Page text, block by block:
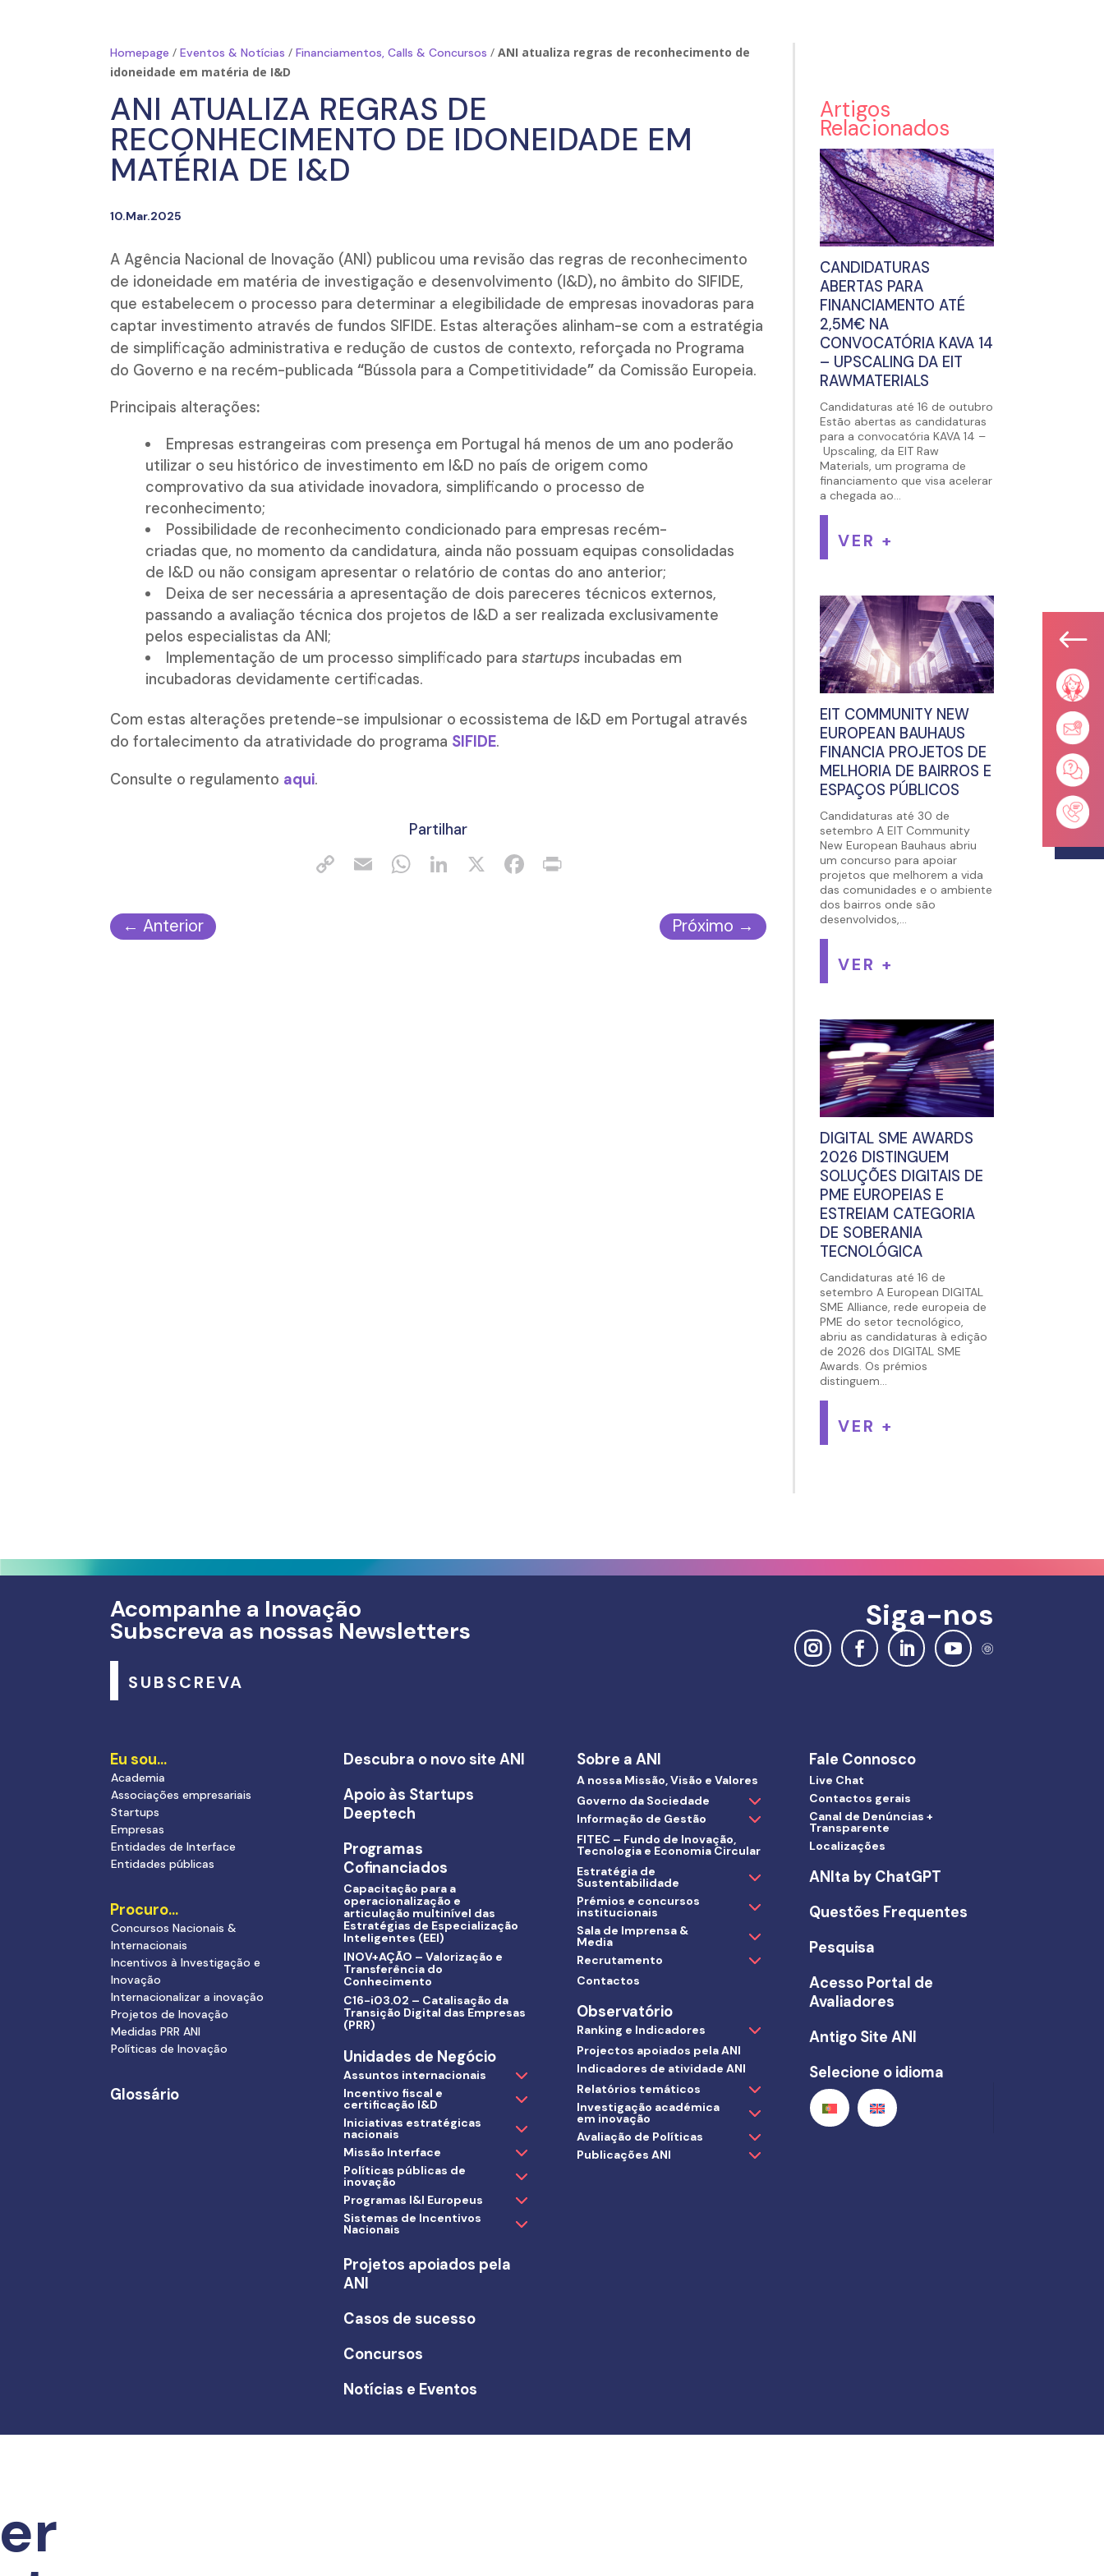
Homepage /Eventos & Notícias /Financiamentos, Calls & Concursos /ANI atualiza regras de reconhecimento de
idoneidade em matéria de I&D
ANI ATUALIZA REGRAS DE
RECONHECIMENTO DE IDONEIDADE EM
MATÉRIA DE I&D
10.Mar.2025
A Agência Nacional de Inovação (ANI) publicou uma revisão das regras de reconhecimento
de idoneidade em matéria de investigação e desenvolvimento (I&D), no âmbito do SIFIDE,
que estabelecem o processo para determinar a elegibilidade de empresas inovadoras para
captar investimento através de fundos SIFIDE. Estas alterações alinham-se com a estratégia
de simplificação administrativa e redução de custos de contexto, reforçada no Programa
do Governo e na recém-publicada“Bússola para a Competitividade” da Comissão Europeia.
Principais alterações:
Empresas estrangeiras com presença em Portugal há menos de um ano poderão
utilizar o seu histórico de investimento em I&D no país de origem como
comprovativo da sua atividade inovadora, simplificando o processo de
reconhecimento;
Possibilidade de reconhecimento condicionado para empresas recém-
criadas que, no momento da candidatura, ainda não possuam equipas consolidadas
de I&D ou não consigam apresentar o relatório de contas do ano anterior;
Deixa de ser necessária a apresentação de dois pareceres técnicos externos,
passando a avaliação técnica dos projetos de I&D a ser realizada exclusivamente
pelos especialistas da ANI;
Implementação de um processo simplificado para startups incubadas em
incubadoras devidamente certificadas.
Com estas alterações pretende-se impulsionar o ecossistema de I&D em Portugal através
do fortalecimento da atratividade do programa SIFIDE.
Consulte o regulamento aqui.
Partilhar
←Anterior Próximo →
Artigos
Relacionados
CANDIDATURAS
ABERTAS PARA
FINANCIAMENTO ATÉ
2,5M€ NA
CONVOCATÓRIA KAVA 14
– UPSCALING DA EIT
RAWMATERIALS
Candidaturas até 16 de outubro
Estão abertas as candidaturas
para a convocatória KAVA 14 –
Upscaling, da EIT Raw
Materials, um programa de
financiamento que visa acelerar
a chegada ao...
VER +
EIT COMMUNITY NEW
EUROPEAN BAUHAUS
FINANCIA PROJETOS DE
MELHORIA DE BAIRROS E
ESPAÇOS PÚBLICOS
Candidaturas até 30 de
setembro A EIT Community
New European Bauhaus abriu
um concurso para apoiar
projetos que melhorem a vida
das comunidades e o ambiente
dos bairros onde são
desenvolvidos,...
VER +
DIGITAL SME AWARDS
2026 DISTINGUEM
SOLUÇÕES DIGITAIS DE
PME EUROPEIAS E
ESTREIAM CATEGORIA
DE SOBERANIA
TECNOLÓGICA
Candidaturas até 16 de
setembro A European DIGITAL
SME Alliance, rede europeia de
PME do setor tecnológico,
abriu as candidaturas à edição
de 2026 dos DIGITAL SME
Awards. Os prémios
distinguem...
VER +
#
Acompanhe a Inovação
Subscreva as nossas Newsletters
SUBSCREVA
Siga-nos
Eu sou…
Academia
Associações empresariais
Startups
Empresas
Entidades de Interface
Entidades públicas
Procuro…
Concursos Nacionais &
Internacionais
Incentivos à Investigação e
Inovação
Internacionalizar a inovação
Projetos de Inovação
Medidas PRR ANI
Políticas de Inovação
Glossário
Descubra o novo site ANI
Apoio às Startups
Deeptech
Programas
Cofinanciados
Capacitação para a
operacionalização e
articulação multinível das
Estratégias de Especialização
Inteligentes (EEI)
INOV+AÇÃO – Valorização e
Transferência do
Conhecimento
C16-i03.02 – Catalisação da
Transição Digital das Empresas
(PRR)
Unidades de Negócio
Assuntos internacionais
Incentivo fiscal e
certificação I&D
Iniciativas estratégicas
nacionais
Missão Interface
Políticas públicas de
inovação
Programas I&I Europeus
Sistemas de Incentivos
Nacionais
Projetos apoiados pela
ANI
Casos de sucesso
Concursos
Notícias e Eventos
Sobre a ANI
A nossa Missão, Visão e Valores
Governo da Sociedade
Informação de Gestão
FITEC – Fundo de Inovação,
Tecnologia e Economia Circular
Estratégia de
Sustentabilidade
Prémios e concursos
institucionais
Sala de Imprensa &
Media
Recrutamento
Contactos
Observatório
Ranking e Indicadores
Projectos apoiados pela ANI
Indicadores de atividade ANI
Relatórios temáticos
Investigação académica
em inovação
Avaliação de Políticas
Publicações ANI
Fale Connosco
Live Chat
Contactos gerais
Canal de Denúncias +
Transparente
Localizações
ANIta by ChatGPT
Questões Frequentes
Pesquisa
Acesso Portal de
Avaliadores
Antigo Site ANI
Selecione o idioma